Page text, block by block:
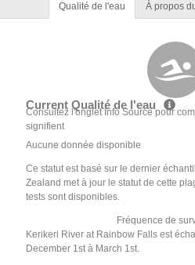
Qualité de l'eau À propos
Current Qualité de l'eau
Consultez l'onglet Info Source pour
signifient
Aucune donnée disponible
Ce statut est basé sur le dernier
Zealand met à jour le statut de cette
tests sont disponibles.
Fréquence de
Kerikeri River at Rainbow Falls est
December 1st à March 1st.